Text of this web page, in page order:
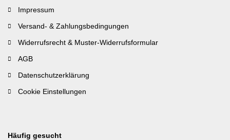
Impressum
Versand- & Zahlungsbedingungen
Widerrufsrecht & Muster-Widerrufsformular
AGB
Datenschutzerklärung
Cookie Einstellungen
Häufig gesucht